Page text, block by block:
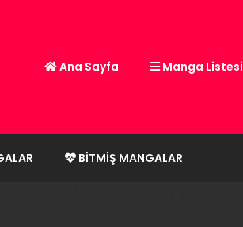
Ana Sayfa Manga Listesi
BITMIŞ MANGALAR